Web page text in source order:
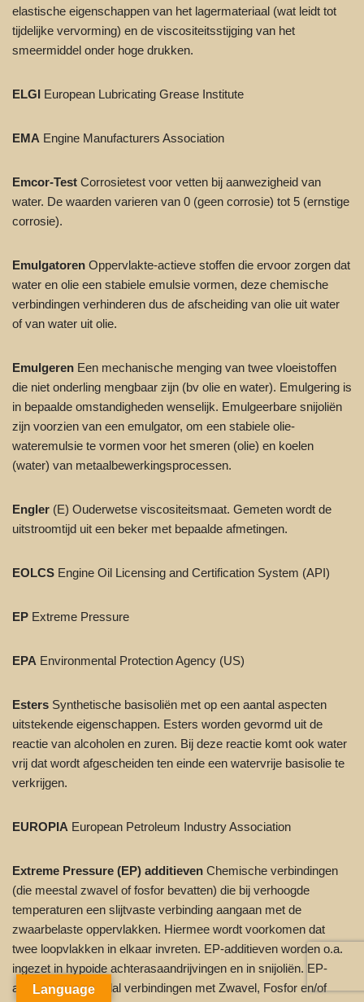
elastische eigenschappen van het lagermateriaal (wat leidt tot
tijdelijke vervorming) en de viscositeitsstijging van het
smeermiddel onder hoge drukken.
ELGI European Lubricating Grease Institute
EMA Engine Manufacturers Association
Emcor-Test Corrosietest voor vetten bij aanwezigheid van
water. De waarden varieren van 0 (geen corrosie) tot 5 (ernstige
corrosie).
Emulgatoren Oppervlakte-actieve stoffen die ervoor zorgen dat
water en olie een stabiele emulsie vormen, deze chemische
verbindingen verhinderen dus de afscheiding van olie uit water
of van water uit olie.
Emulgeren Een mechanische menging van twee vloeistoffen
die niet onderling mengbaar zijn (bv olie en water). Emulgering is
in bepaalde omstandigheden wenselijk. Emulgeerbare snijoliën
zijn voorzien van een emulgator, om een stabiele olie-
wateremulsie te vormen voor het smeren (olie) en koelen
(water) van metaalbewerkingsprocessen.
Engler (E) Ouderwetse viscositeitsmaat. Gemeten wordt de
uitstroomtijd uit een beker met bepaalde afmetingen.
EOLCS Engine Oil Licensing and Certification System (API)
EP Extreme Pressure
EPA Environmental Protection Agency (US)
Esters Synthetische basisoliën met op een aantal aspecten
uitstekende eigenschappen. Esters worden gevormd uit de
reactie van alcoholen en zuren. Bij deze reactie komt ook water
vrij dat wordt afgescheiden ten einde een watervrije basisolie te
verkrijgen.
EUROPIA European Petroleum Industry Association
Extreme Pressure (EP) additieven Chemische verbindingen
(die meestal zwavel of fosfor bevatten) die bij verhoogde
temperaturen een slijtvaste verbinding aangaan met de
zwaarbelaste oppervlakken. Hiermee wordt voorkomen dat
twee loopvlakken in elkaar invreten. EP-additieven worden o.a.
ingezet in hypoide achterasaandrijvingen en in snijoliën. EP-
additieven zijn veelal verbindingen met Zwavel, Fosfor en/of
Language